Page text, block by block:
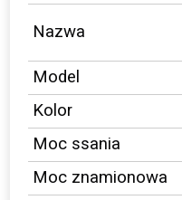
Nazwa
Model
Kolor
Moc ssania
Moc znamionowa